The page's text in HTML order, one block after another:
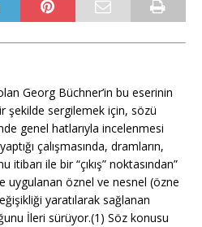
Georg Büchner’in bu eserinin
şekilde sergilemek için, sözü
genel hatlarıyla incelenmesi
çalışmasında, dramların,
ile bir “çıkış” noktasından”
uygulanan öznel ve nesnel (özne
yaratılarak sağlanan
İleri sürüyor.(1) Söz konusu